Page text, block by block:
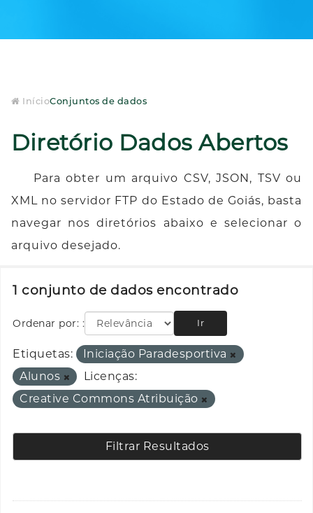
InícioConjuntos de dados
Diretório Dados Abertos
Para obter um arquivo CSV, JSON, TSV ou
XML no servidor FTP do Estado de Goiás, basta
navegar nos diretórios abaixo e selecionar o
arquivo desejado.
1 conjunto de dados encontrado
Ordenar por: Ir
Etiquetas:
Iniciação Paradesportiva
Alunos
Licenças:
Creative Commons Atribuição
Filtrar Resultados